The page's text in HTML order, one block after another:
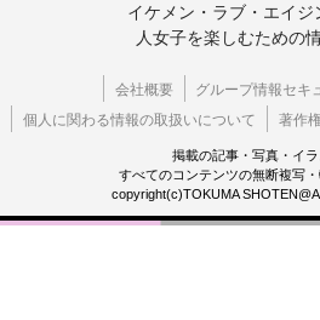
イケメン・ラブ・エイジ
人女子を楽しむための
会社概要
グループ情報セキ
個人に関わる情報の取扱いについて
著作
掲載の記事・写真・イ
すべてのコンテンツの無断複写・
copyright(c)TOKUMA